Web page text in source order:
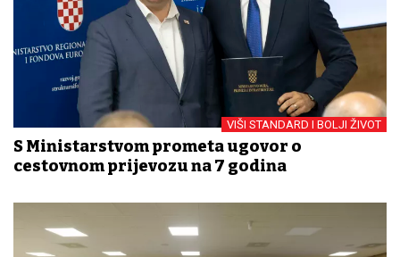
VIŠI STANDARD I BOLJI ŽIVOT
S Ministarstvom prometa ugovor o
cestovnom prijevozu na 7 godina